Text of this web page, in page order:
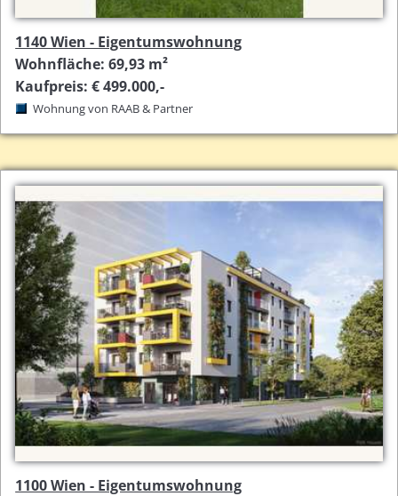
1140 Wien - Eigentumswohnung
Wohnfläche: 69,93 m²
Kaufpreis: € 499.000,-
Wohnung von RAAB & Partner
1100 Wien - Eigentumswohnung